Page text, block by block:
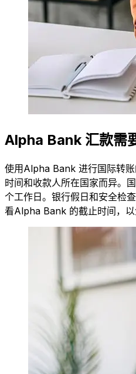
Alpha Bank 汇款需
使用Alpha Bank 进行国际转
时间和收款人所在国家而异。
个工作日。银行假日和安全检
看Alpha Bank 的截止时间，以